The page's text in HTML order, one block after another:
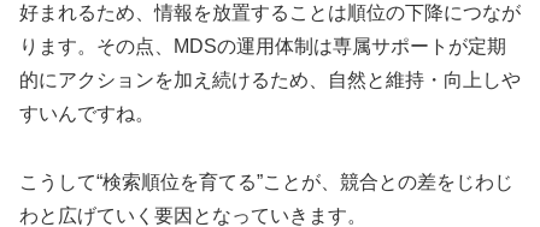
好まれるため、情報を放置することは順位の下降につなが
ります。その点、MDSの運用体制は専属サポートが定期
的にアクションを加え続けるため、自然と維持・向上しや
すいんですね。
こうして“検索順位を育てる”ことが、競合との差をじわじ
わと広げていく要因となっていきます。